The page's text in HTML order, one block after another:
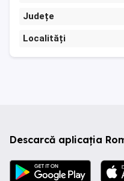
Județe
Localități
Descarcă aplicația